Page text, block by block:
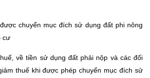
chuyển mục đích sử dụng đất phi nông
cư
về tiền sử dụng đất phải nộp và các đối
thuế khi được phép chuyển mục đích sử